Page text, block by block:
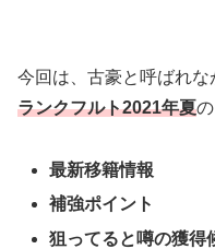
今回は、古豪と呼ばれ
ランクフルト2021年夏の
最新移籍情報
補強ポイント
狙ってると噂の獲得